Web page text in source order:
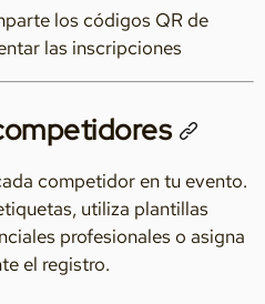
los códigos QR de
las inscripciones
competidor en tu evento.
utiliza plantillas
profesionales o asigna
el registro.